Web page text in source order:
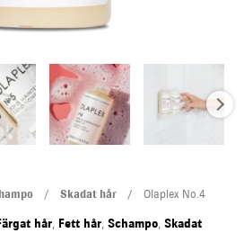
/ Skadat hår/ Olaplex No.4
hår, Fett hår, Schampo, Skadat